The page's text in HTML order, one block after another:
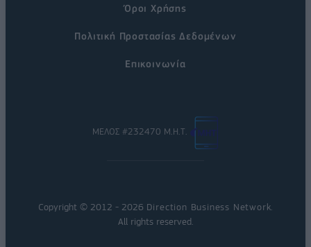
Όροι Χρήσης
Πολιτική Προστασίας Δεδομένων
Επικοινωνία
ΜΕΛΟΣ #232470 Μ.Η.Τ.
Copyright © 2012 - 2026 Direction Business Network
All rights reserved.